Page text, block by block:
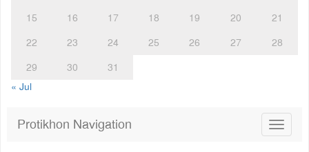
15
16 17 18 19 20
21
22
23 24 25 26 27
28
29
30
31
« Jul
Toggle
Protikhon Navigation